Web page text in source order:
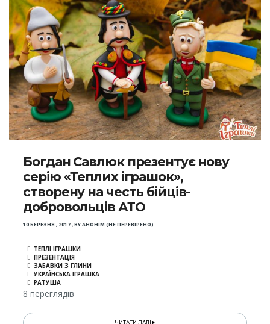
Богдан Савлюк презентує нову
серію «Теплих іграшок»,
створену на честь бійців-
добровольців АТО
10 БЕРЕЗНЯ , 2017,BYАНОНІМ (НЕ ПЕРЕВІРЕНО)
ТЕПЛІ ІГРАШКИ
ПРЕЗЕНТАЦІЯ
ЗАБАВКИ З ГЛИНИ
УКРАЇНСЬКА ІГРАШКА
РАТУША
8 переглядів
ЧИТАТИ ДАЛІ